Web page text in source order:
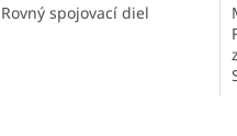
Rovný spojovací diel